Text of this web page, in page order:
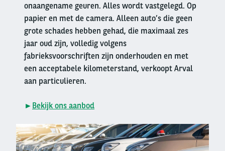
onaangename geuren. Alles wordt vastgelegd. Op
papier en met de camera. Alleen auto’s die geen
grote schades hebben gehad, die maximaal zes
jaar oud zijn, volledig volgens
fabrieksvoorschriften zijn onderhouden en met
een acceptabele kilometerstand, verkoopt Arval
aan particulieren.
► Bekijk ons aanbod
Right
column